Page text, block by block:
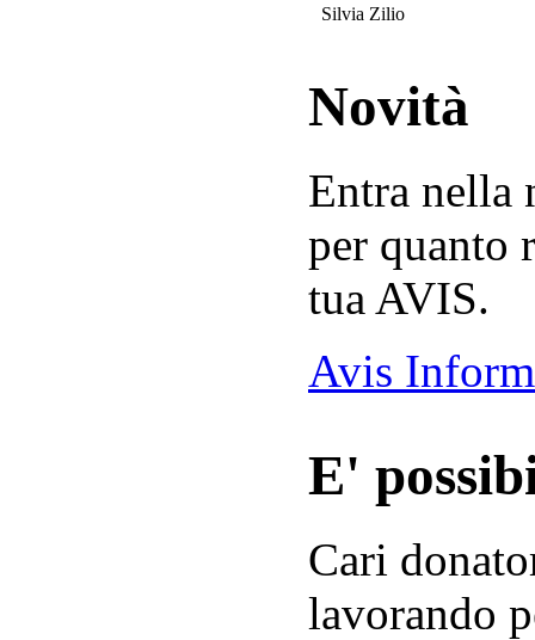
Silvia Zilio
Novità
Entra nella
per quanto
tua AVIS.
Avis
E'
Cari
lavorando